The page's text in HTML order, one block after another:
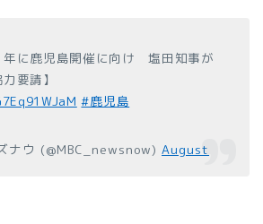
年に鹿児島開催に向け 塩田知事が
要請】
#鹿児島
ナウ (@MBC_newsnow)August